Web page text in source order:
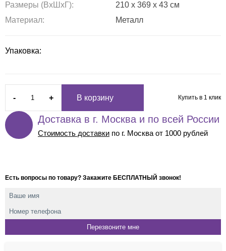
Размеры (ВxШxГ):
210 x 369 x 43 см
Материал:
Металл
Упаковка:
- + В корзину Купить в 1 клик
Доставка в г. Москва и по всей России
Стоимость доставки по г. Москва от 1000 рублей
Есть вопросы по товару? Закажите БЕСПЛАТНЫЙ звонок!